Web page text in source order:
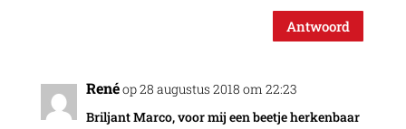
Antwoord
Renéop 28 augustus 2018 om 22:23
Briljant Marco, voor mij een beetje herkenbaar